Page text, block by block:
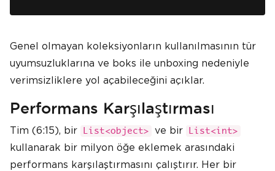
Genel olmayan koleksiyonların kullanılmasının tür
uyumsuzluklarına ve boks ile unboxing nedeniyle
verimsizliklere yol açabileceğini açıklar.
Performans Karşılaştırması
Tim (6:15), bir List<object> ve bir List<int>
kullanarak bir milyon öğe eklemek arasındaki
performans karşılaştırmasını çalıştırır. Her bir